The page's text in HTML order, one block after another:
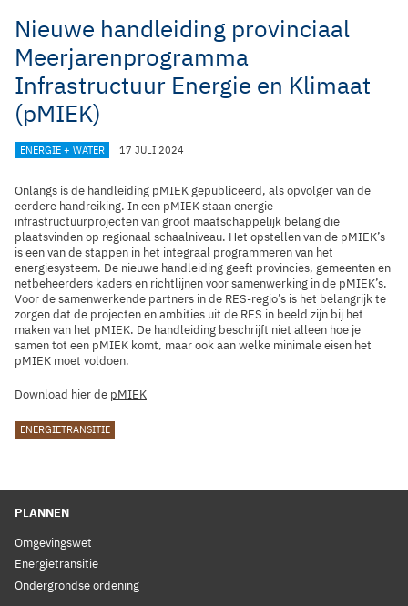
Nieuwe handleiding provinciaal
Meerjarenprogramma
Infrastructuur Energie en Klimaat
(pMIEK)
CATEGORIEËN
ENERGIE + WATER 17 JULI 2024
Onlangs is de handleiding pMIEK gepubliceerd, als opvolger van de
eerdere handreiking. In een pMIEK staan energie-
infrastructuurprojecten van groot maatschappelijk belang die
plaatsvinden op regionaal schaalniveau. Het opstellen van de pMIEK’s
is een van de stappen in het integraal programmeren van het
energiesysteem. De nieuwe handleiding geeft provincies, gemeenten en
netbeheerders kaders en richtlijnen voor samenwerking in de pMIEK’s.
Voor de samenwerkende partners in de RES-regio’s is het belangrijk te
zorgen dat de projecten en ambities uit de RES in beeld zijn bij het
maken van het pMIEK. De handleiding beschrijft niet alleen hoe je
samen tot een pMIEK komt, maar ook aan welke minimale eisen het
pMIEK moet voldoen.
Download hier de pMIEK
TAGS
ENERGIETRANSITIE
PLANNEN
Omgevingswet
Energietransitie
Ondergrondse ordening